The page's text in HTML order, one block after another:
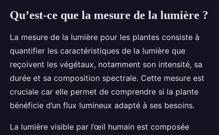
Qu’est-ce que la mesure de la lumière ?
La mesure de la lumière pour les plantes consiste à
quantifier les caractéristiques de la lumière que
reçoivent les végétaux, notamment son intensité, sa
durée et sa composition spectrale. Cette mesure est
cruciale car elle permet de comprendre si la plante
bénéficie d’un flux lumineux adapté à ses besoins.
La lumière visible par l’œil humain est composée